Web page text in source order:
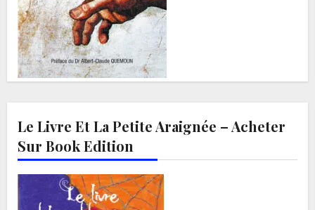
Le Livre Et La Petite Araignée – Acheter
Sur Book Edition